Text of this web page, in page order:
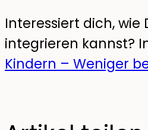
Interessiert dich, wie
integrieren kannst?
Kindern – Weniger